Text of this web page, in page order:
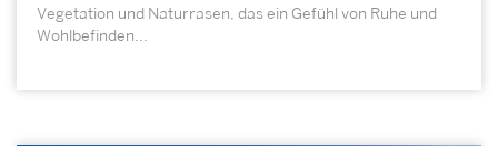
Vegetation und Naturrasen, das ein Gefühl von Ruhe und
Wohlbefinden...